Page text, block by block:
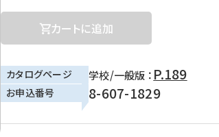
カートに追加
カタログページ 学校/一般版 ： P.189
お申込番号 8-607-1829